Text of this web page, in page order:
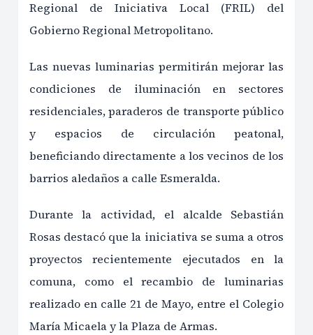
Regional de Iniciativa Local (FRIL) del
Gobierno Regional Metropolitano.
Las nuevas luminarias permitirán mejorar las
condiciones de iluminación en sectores
residenciales, paraderos de transporte público
y espacios de circulación peatonal,
beneficiando directamente a los vecinos de los
barrios aledaños a calle Esmeralda.
Durante la actividad, el alcalde Sebastián
Rosas destacó que la iniciativa se suma a otros
proyectos recientemente ejecutados en la
comuna, como el recambio de luminarias
realizado en calle 21 de Mayo, entre el Colegio
María Micaela y la Plaza de Armas.